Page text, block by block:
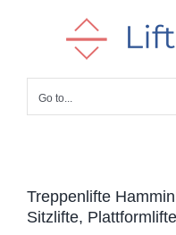
Go to...
Treppenlifte
Sitzlifte,